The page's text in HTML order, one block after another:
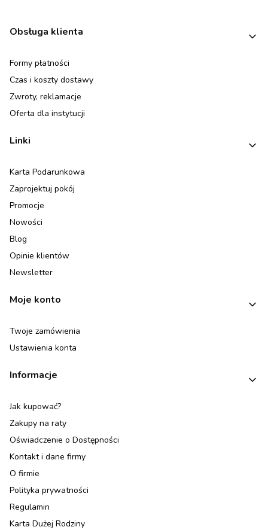
Linki w stopce
Obsługa klienta
Formy płatności
Czas i koszty dostawy
Zwroty, reklamacje
Oferta dla instytucji
Linki
Karta Podarunkowa
Zaprojektuj pokój
Promocje
Nowości
Blog
Opinie klientów
Newsletter
Moje konto
Twoje zamówienia
Ustawienia konta
Informacje
Jak kupować?
Zakupy na raty
Oświadczenie o Dostępności
Kontakt i dane firmy
O firmie
Polityka prywatności
Regulamin
Karta Dużej Rodziny